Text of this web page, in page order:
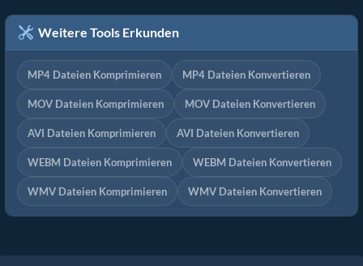
Weitere Tools Erkunden
MP4 Dateien Komprimieren MP4 Dateien Konvertieren
MOV Dateien Komprimieren MOV Dateien Konvertieren
AVI Dateien Komprimieren AVI Dateien Konvertieren
WEBM Dateien Komprimieren WEBM Dateien Konvertieren
WMV Dateien Komprimieren WMV Dateien Konvertieren